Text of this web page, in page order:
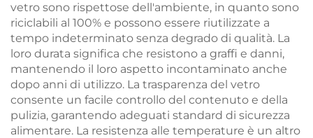
vetro sono rispettose dell'ambiente, in quanto sono
riciclabili al 100% e possono essere riutilizzate a
tempo indeterminato senza degrado di qualità. La
loro durata significa che resistono a graffi e danni,
mantenendo il loro aspetto incontaminato anche
dopo anni di utilizzo. La trasparenza del vetro
consente un facile controllo del contenuto e della
pulizia, garantendo adeguati standard di sicurezza
alimentare. La resistenza alle temperature è un altro